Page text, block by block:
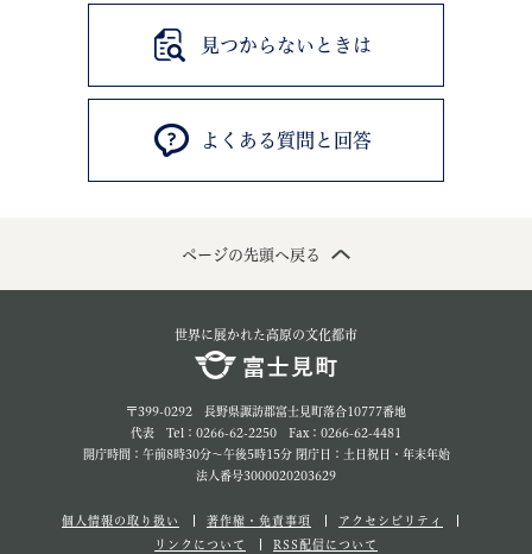
見つからないときは
よくある質問と回答
ページの先頭へ戻る
世界に展かれた高原の文化都市
〒399-0292 長野県諏訪郡富士見町落合10777番地
代表 Tel：0266-62-2250 Fax：0266-62-4481
開庁時間：午前8時30分～午後5時15分 閉庁日：土日祝日・年末年始
法人番号3000020203629
個人情報の取り扱い 著作権・免責事項
アクセシビリティ
リンクについて
RSS配信について